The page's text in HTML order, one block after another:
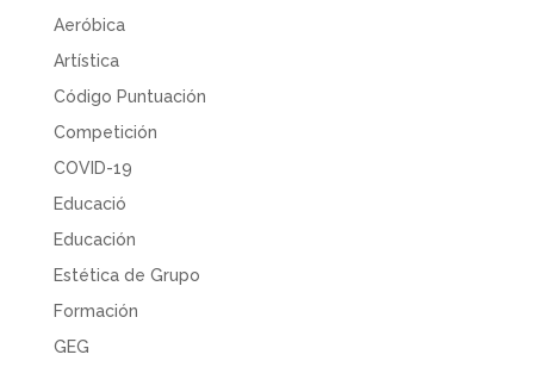
Aeróbica
Artística
Código Puntuación
Competición
COVID-19
Educació
Educación
Estética de Grupo
Formación
GEG